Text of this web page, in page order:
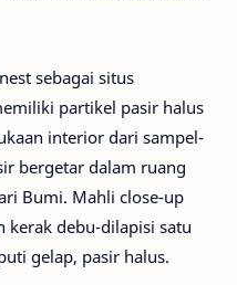
sebagai situs
partikel pasir halus
interior dari sampel-
bergetar dalam ruang
Bumi. Mahli close-up
kerak debu-dilapisi satu
gelap, pasir halus.